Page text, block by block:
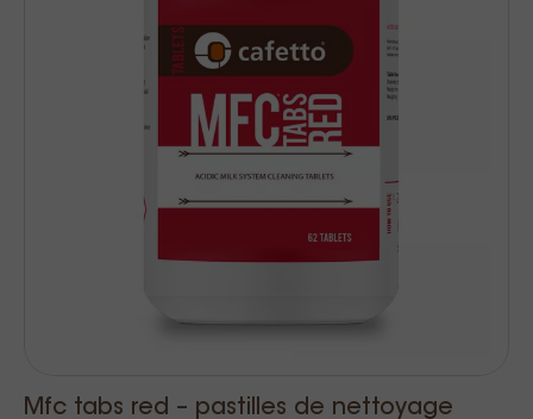
Mfc tabs red – pastilles de nettoyage